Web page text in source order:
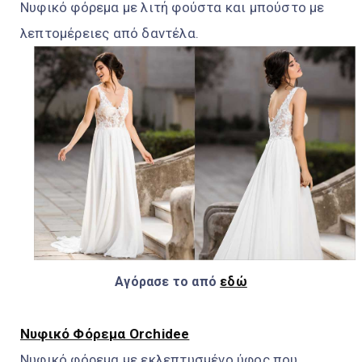
Νυφικό φόρεμα με λιτή φούστα και μπούστο με
λεπτομέρειες από δαντέλα.
Αγόρασε το από εδώ
Νυφικό Φόρεμα Orchidee